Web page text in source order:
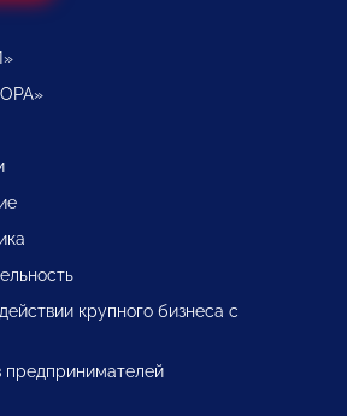
крупного бизнеса с